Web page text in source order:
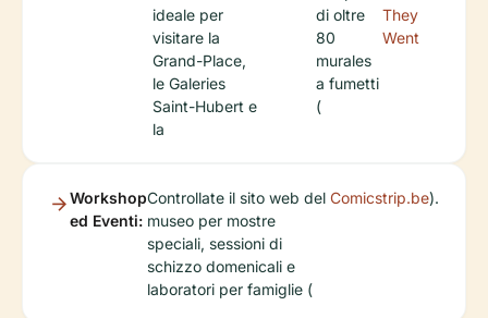
ideale per
visitare la
Grand-Place,
le Galeries
Saint-Hubert e
la
di oltre
80
murales
a fumetti
(
They
Went
Workshop
ed Eventi:
Controllate il sito web del
museo per mostre
speciali, sessioni di
schizzo domenicali e
laboratori per famiglie (
Comicstrip.be).